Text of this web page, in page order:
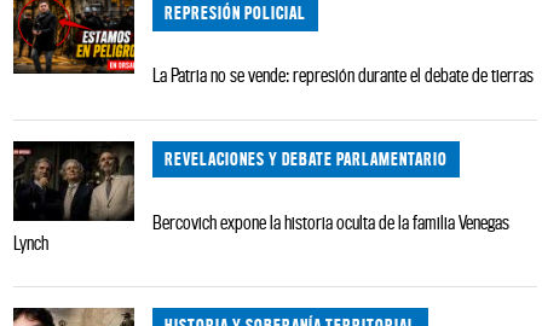
REPRESIÓN POLICIAL
La Patria no se vende: represión durante el debate de tierras
REVELACIONES Y DEBATE PARLAMENTARIO
Bercovich expone la historia oculta de la familia Venegas
Lynch